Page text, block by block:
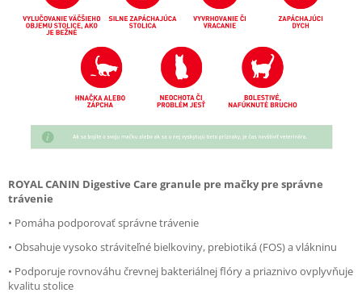
ROYAL CANIN Digestive Care granule pre mačky pre správne
trávenie
• Pomáha podporovať správne trávenie
• Obsahuje vysoko stráviteľné bielkoviny, prebiotiká (FOS) a vlákninu
• Podporuje rovnováhu črevnej bakteriálnej flóry a priaznivo ovplyvňuje
kvalitu stolice